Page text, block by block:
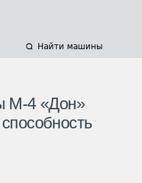
Найти машины
М-4 «Дон»